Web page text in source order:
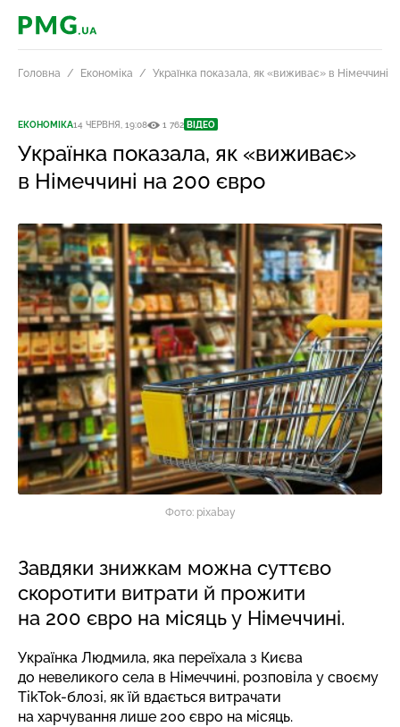
PMG.ua
Головна Економіка Українка показала, як «виживає» в Німеччині
ЕКОНОМІКА14 ЧЕРВНЯ, 19:08 1 762 ВІДЕО
Українка показала, як «виживає»
в Німеччині на 200 євро
Фото: pixabay
Завдяки знижкам можна суттєво
скоротити витрати й прожити
на 200 євро на місяць у Німеччині.
Українка Людмила, яка переїхала з Києва
до невеликого села в Німеччині, розповіла у своєму
TikTok-блозі, як їй вдається витрачати
на харчування лише 200 євро на місяць.